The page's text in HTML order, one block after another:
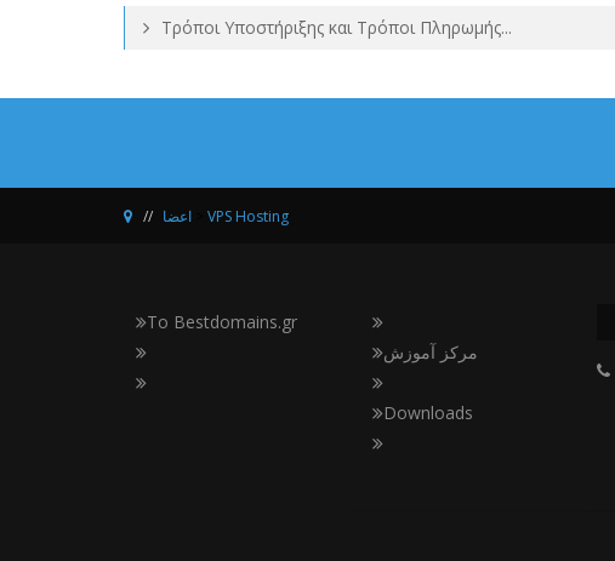
Τρόποι Υποστήριξης και Τρόποι Πληρωμής...
اعضا VPS Hosting
Το Bestdomains.gr
مرکز آموزش
Downloads